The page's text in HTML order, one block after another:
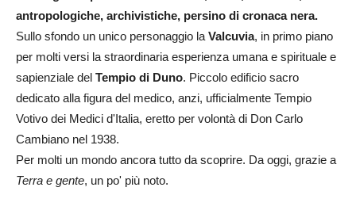
antropologiche, archivistiche, persino di cronaca nera.
Sullo sfondo un unico personaggio la Valcuvia, in primo piano
per molti versi la straordinaria esperienza umana e spirituale e
sapienziale del Tempio di Duno. Piccolo edificio sacro
dedicato alla figura del medico, anzi, ufficialmente Tempio
Votivo dei Medici d'Italia, eretto per volontà di Don Carlo
Cambiano nel 1938.
Per molti un mondo ancora tutto da scoprire. Da oggi, grazie a
Terra e gente, un po' più noto.